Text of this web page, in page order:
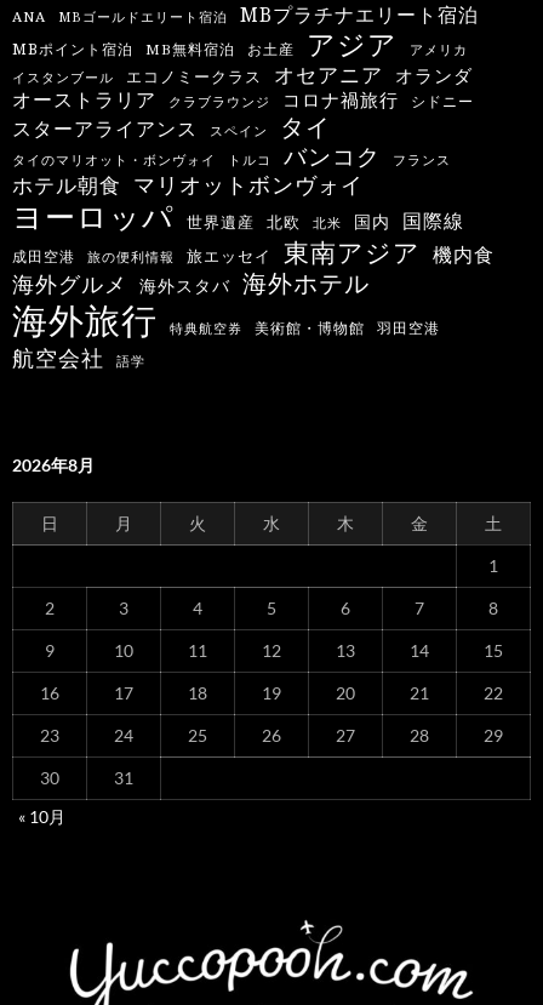
ANA MBゴールドエリート宿泊 MBプラチナエリート宿泊
MBポイント宿泊 MB無料宿泊 お土産 アジア アメリカ
イスタンブール エコノミークラス オセアニア オランダ
オーストラリア クラブラウンジ コロナ禍旅行 シドニー
スターアライアンス スペイン タイ
タイのマリオット・ボンヴォイ トルコ バンコク フランス
ホテル朝食 マリオットボンヴォイ
ヨーロッパ 世界遺産 北欧 北米 国内 国際線
成田空港 旅の便利情報 旅エッセイ 東南アジア 機内食
海外グルメ 海外スタバ 海外ホテル
海外旅行 特典航空券 美術館・博物館 羽田空港
航空会社 語学
2026年8月
日 月 火 水 木 金 土
1
2 3 4 5 6 7 8
9 10 11 12 13 14 15
16 17 18 19 20 21 22
23 24 25 26 27 28 29
30
31
« 10月